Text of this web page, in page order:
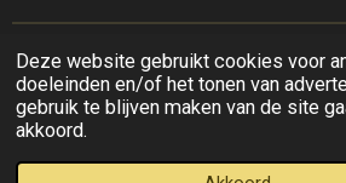
Deze website gebruikt cookies voor
doeleinden en/of het tonen van
gebruik te blijven maken van de site
akkoord.
© 2021 - 2026 Oh My Lord
Powered byJouwWeb